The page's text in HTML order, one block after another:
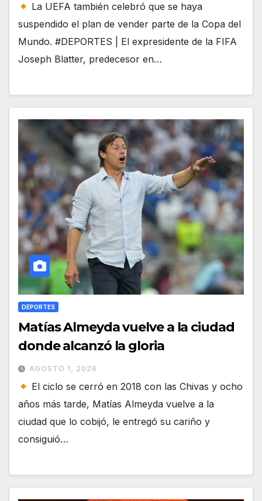
La UEFA también celebró que se haya
suspendido el plan de vender parte de la Copa del
Mundo. #DEPORTES | El expresidente de la FIFA
Joseph Blatter, predecesor en…
DEPORTES
Matías Almeyda vuelve a la ciudad
donde alcanzó la gloria
AGOSTO 1, 2026
El ciclo se cerró en 2018 con las Chivas y ocho
años más tarde, Matías Almeyda vuelve a la
ciudad que lo cobijó, le entregó su cariño y
consiguió…